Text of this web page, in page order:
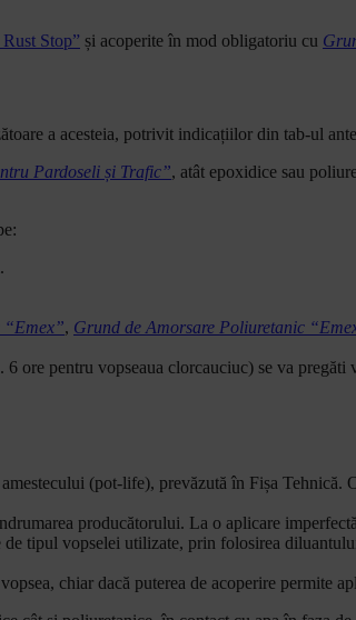
Stop” și acoperite în mod obligatoriu cu
a acesteia, potrivit indicațiilor din tab-ul
Pardoseli și Trafic”, atât epoxidice sau
“Emex”, Grund de Amorsare Poliuretanic
ore pentru vopseaua clorcauciuc) se va
(pot-life), prevăzută în Fișa Tehnică.
producătorului. La o aplicare
tipul vopselei utilizate, prin folosirea
chiar dacă puterea de acoperire permite